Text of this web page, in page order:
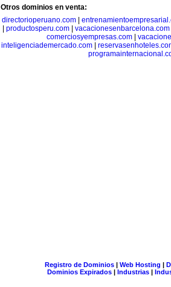
Otros dominios en venta:
directorioperuano.com
productosperu.com| vacacionesenbarcelona.com
comerciosyempresas.com|
inteligenciademercado.com|
Registro de Dominios| Web Hosting |
Dominios Expirados | Industrias |